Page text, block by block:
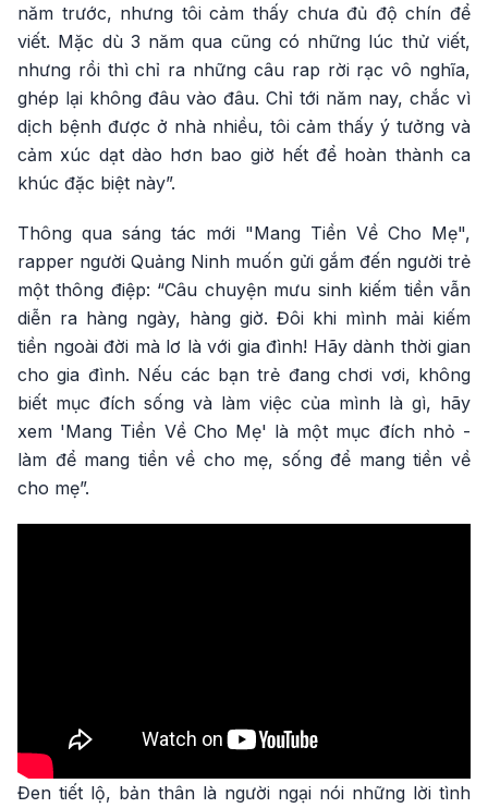
năm trước, nhưng tôi cảm thấy chưa đủ độ chín để
viết. Mặc dù 3 năm qua cũng có những lúc thử viết,
nhưng rồi thì chỉ ra những câu rap rời rạc vô nghĩa,
ghép lại không đâu vào đâu. Chỉ tới năm nay, chắc vì
dịch bệnh được ở nhà nhiều, tôi cảm thấy ý tưởng và
cảm xúc dạt dào hơn bao giờ hết để hoàn thành ca
khúc đặc biệt này”.
Thông qua sáng tác mới "Mang Tiền Về Cho Mẹ",
rapper người Quảng Ninh muốn gửi gắm đến người trẻ
một thông điệp: “Câu chuyện mưu sinh kiếm tiền vẫn
diễn ra hàng ngày, hàng giờ. Đôi khi mình mải kiếm
tiền ngoài đời mà lơ là với gia đình! Hãy dành thời gian
cho gia đình. Nếu các bạn trẻ đang chơi vơi, không
biết mục đích sống và làm việc của mình là gì, hãy
xem 'Mang Tiền Về Cho Mẹ' là một mục đích nhỏ -
làm để mang tiền về cho mẹ, sống để mang tiền về
cho mẹ”.
Đen tiết lộ, bản thân là người ngại nói những lời tình